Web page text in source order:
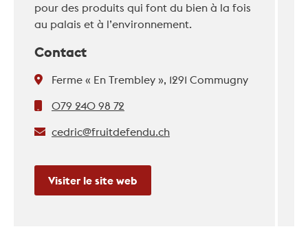
pour des produits qui font du bien à la fois
au palais et à l’environnement.
Contact
Ferme « En Trembley », 1291 Commugny
079 240 98 72
cedric@fruitdefendu.ch
Visiter le site web